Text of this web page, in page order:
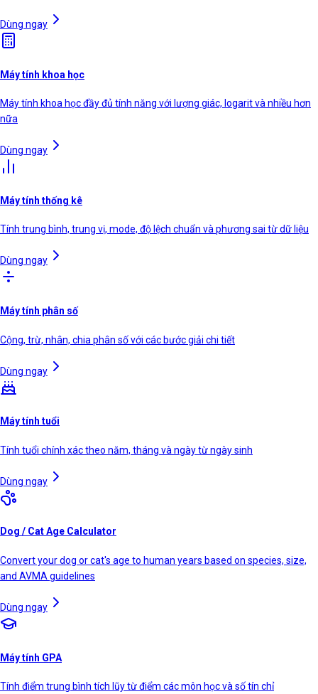
Dùng ngay
Máy tính khoa học
Máy tính khoa học đầy đủ tính năng với lượng giác, logarit và nhiều hơn
nữa
Dùng ngay
Máy tính thống kê
Tính trung bình, trung vị, mode, độ lệch chuẩn và phương sai từ dữ liệu
Dùng ngay
Máy tính phân số
Cộng, trừ, nhân, chia phân số với các bước giải chi tiết
Dùng ngay
Máy tính tuổi
Tính tuổi chính xác theo năm, tháng và ngày từ ngày sinh
Dùng ngay
Dog / Cat Age Calculator
Convert your dog or cat's age to human years based on species, size,
and AVMA guidelines
Dùng ngay
Máy tính GPA
Tính điểm trung bình tích lũy từ điểm các môn học và số tín chỉ